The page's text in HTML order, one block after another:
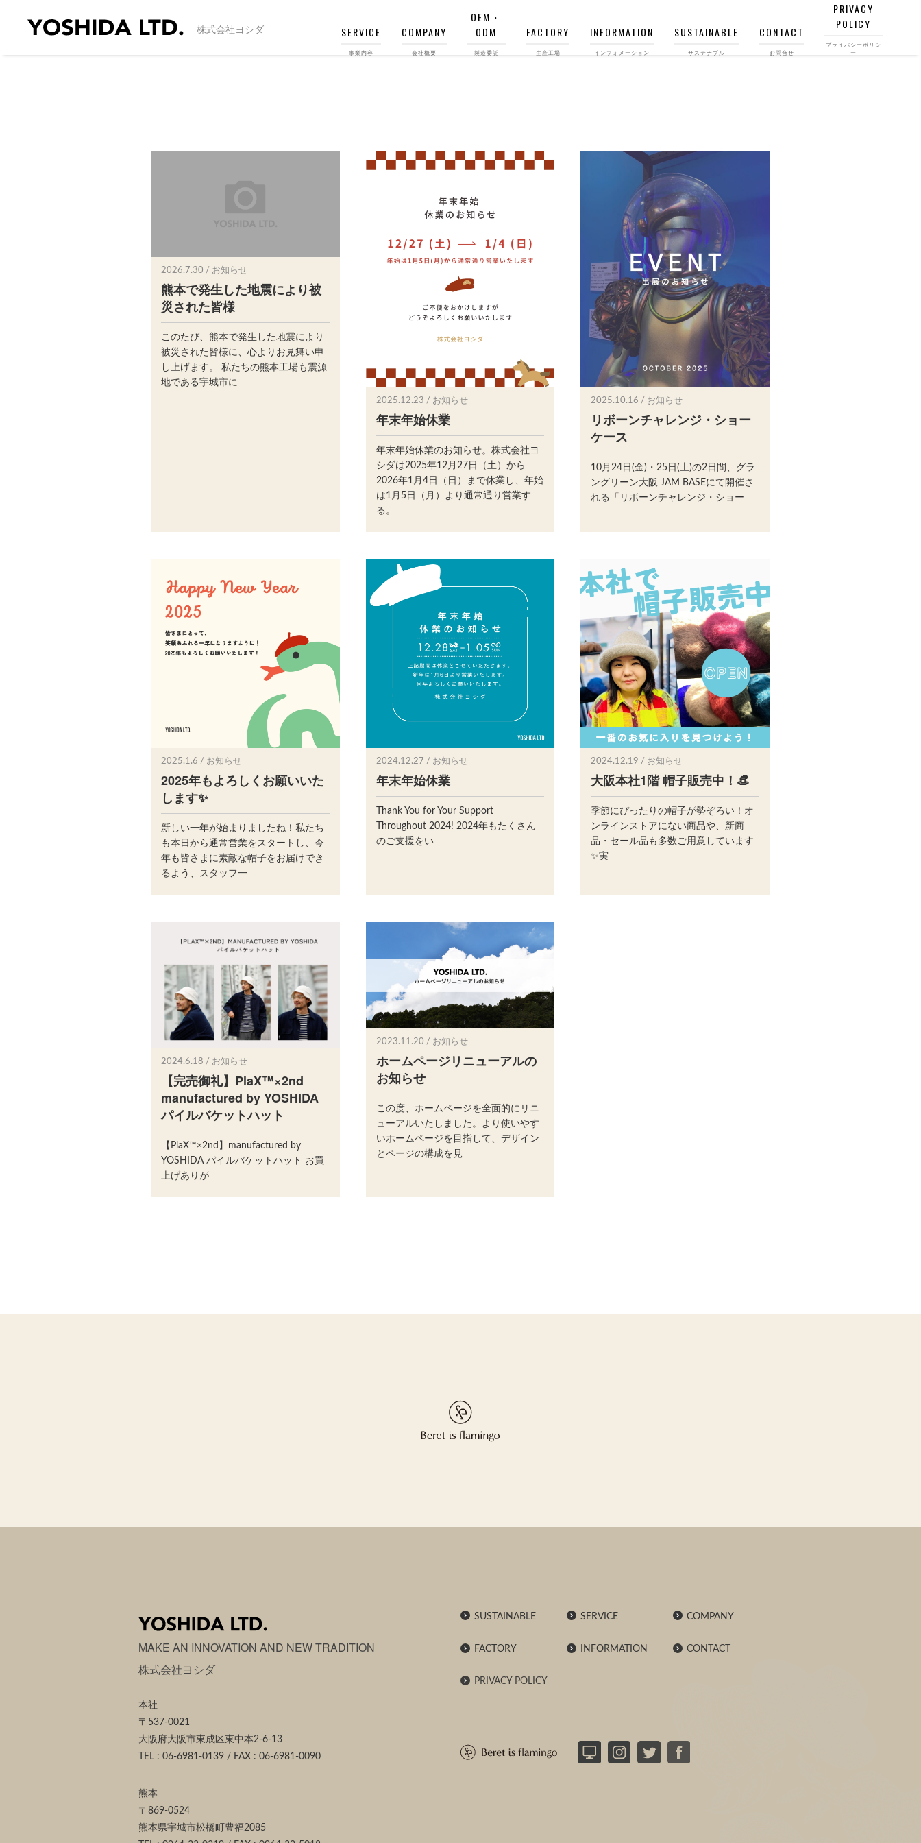
株式会社ヨシダ SERVICE
事業内容
COMPANY
会社概要
OEM・
ODM
製造委託
FACTORY
生産工場
INFORMATION
インフォメーション
SUSTAINABLE
サステナブル
CONTACT
お問合せ
PRIVACY
POLICY
プライバシーポリシ
ー
2026.7.30 / お知らせ
熊本で発生した地震により被
災された皆様
このたび、熊本で発生した地震により
被災された皆様に、心よりお見舞い申
し上げます。 私たちの熊本工場も震源
地である宇城市に
2025.12.23 / お知らせ
年末年始休業
年末年始休業のお知らせ。株式会社ヨ
シダは2025年12月27日（土）から
2026年1月4日（日）まで休業し、年始
は1月5日（月）より通常通り営業す
る。
2025.10.16 / お知らせ
リボーンチャレンジ・ショー
ケース
10月24日(金)・25日(土)の2日間、グラ
ングリーン大阪 JAM BASEにて開催さ
れる「リボーンチャレンジ・ショー
2025.1.6 / お知らせ
2025年もよろしくお願いいた
します✨
新しい一年が始まりましたね！私たち
も本日から通常営業をスタートし、今
年も皆さまに素敵な帽子をお届けでき
るよう、スタッフ一
2024.12.27 / お知らせ
年末年始休業
Thank You for Your Support
Throughout 2024! 2024年もたくさん
のご支援をい
2024.12.19 / お知らせ
大阪本社1階 帽子販売中！👒
季節にぴったりの帽子が勢ぞろい！オ
ンラインストアにない商品や、新商
品・セール品も多数ご用意しています
✨⁡実
2024.6.18 / お知らせ
【完売御礼】PlaX™×2nd
manufactured by YOSHIDA
パイルバケットハット
【PlaX™×2nd】manufactured by
YOSHIDA パイルバケットハット お買
上げありが
2023.11.20 / お知らせ
ホームページリニューアルの
お知らせ
この度、ホームページを全面的にリニ
ューアルいたしました。より使いやす
いホームページを目指して、デザイン
とページの構成を見
MAKE AN INNOVATION AND NEW TRADITION
株式会社ヨシダ
本社
〒537-0021
大阪府大阪市東成区東中本2-6-13
TEL : 06-6981-0139 / FAX : 06-6981-0090
熊本
〒869-0524
熊本県宇城市松橋町豊福2085
SUSTAINABLE SERVICE COMPANY
FACTORY INFORMATION CONTACT
PRIVACY POLICY